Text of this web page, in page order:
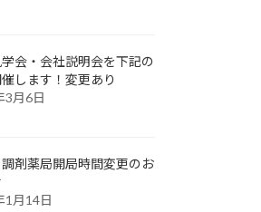
会・会社説明会を下記の
します！変更あり
3月6日
剤薬局開局時間変更のお
1月14日